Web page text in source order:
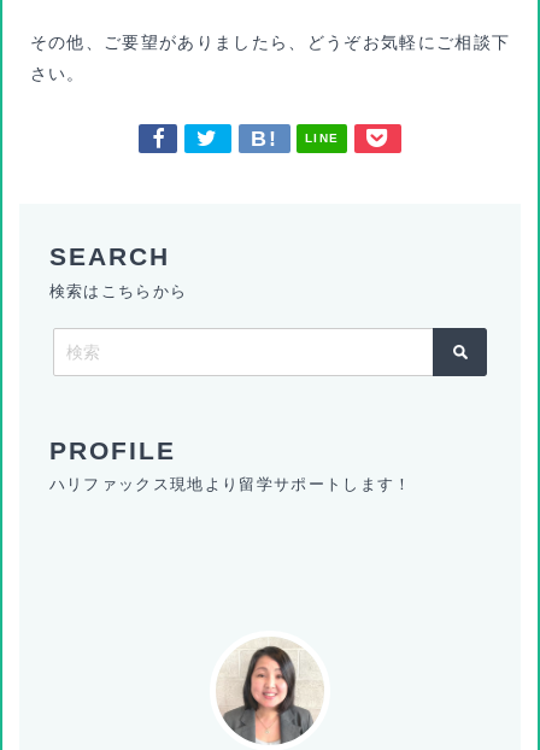
その他、ご要望がありましたら、どうぞお気軽にご相談下
さい。
LINE
検索はこちらから
ハリファックス現地より留学サポートします！